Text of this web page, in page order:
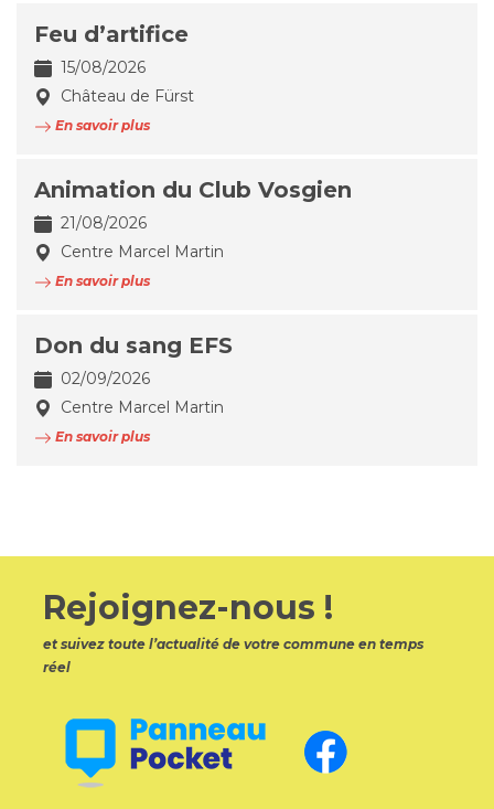
Feu d’artifice
15/08/2026
Château de Fürst
En savoir plus
Animation du Club Vosgien
21/08/2026
Centre Marcel Martin
En savoir plus
Don du sang EFS
02/09/2026
Centre Marcel Martin
En savoir plus
Rejoignez-nous !
et suivez toute l’actualité de votre commune en temps
réel